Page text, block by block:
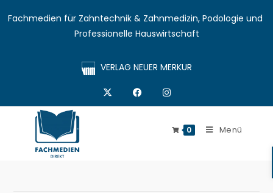
Fachmedien für Zahntechnik & Zahnmedizin, Podologie und
Professionelle Hauswirtschaft
VERLAG NEUER MERKUR
0 Menü